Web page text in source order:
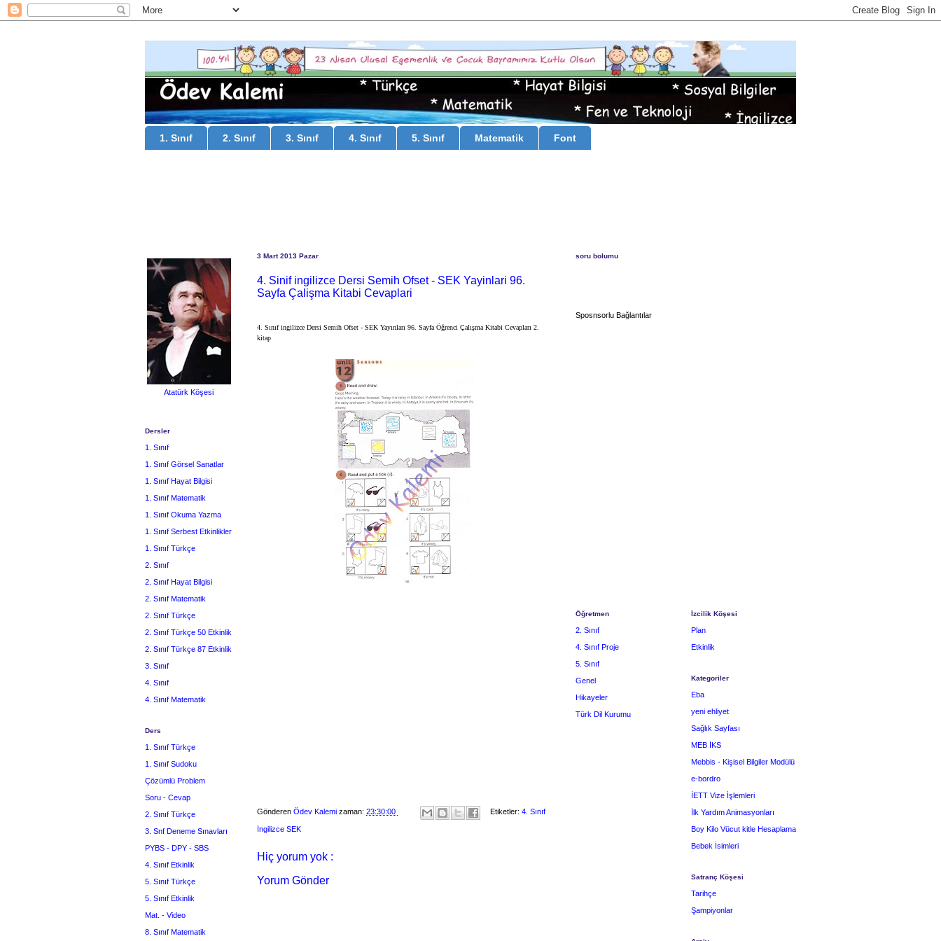
1. Sınıf 2. Sınıf 3. Sınıf 4. Sınıf 5. Sınıf Matematik Font
3 Mart 2013 Pazar
4. Sinif ingilizce Dersi Semih Ofset - SEK Yayinlari 96.
Sayfa Çalişma Kitabi Cevaplari
4. Sınıf ingilizce Dersi Semih Ofset - SEK Yayınları 96. Sayfa Öğrenci Çalışma Kitabi Cevapları 2.
kitap
Gönderen Ödev Kalemi zaman: 23:30:00 Etiketler: 4. Sınıf
İngilizce SEK
Hiç yorum yok :
Yorum Gönder
Atatürk Köşesi
Dersler
1. Sınıf
1. Sınıf Görsel Sanatlar
1. Sınıf Hayat Bilgisi
1. Sınıf Matematik
1. Sınıf Okuma Yazma
1. Sınıf Serbest Etkinlikler
1. Sınıf Türkçe
2. Sınıf
2. Sınıf Hayat Bilgisi
2. Sınıf Matematik
2. Sınıf Türkçe
2. Sınıf Türkçe 50 Etkinlik
2. Sınıf Türkçe 87 Etkinlik
3. Sınıf
4. Sınıf
4. Sınıf Matematik
Ders
1. Sınıf Türkçe
1. Sınıf Sudoku
Çözümlü Problem
Soru - Cevap
2. Sınıf Türkçe
3. Snf Deneme Sınavları
PYBS - DPY - SBS
4. Sınıf Etkinlik
5. Sınıf Türkçe
5. Sınıf Etkinlik
Mat. - Video
8. Sınıf Matematik
soru bolumu
Sposnsorlu Bağlantılar
Öğretmen
2. Sınıf
4. Sınıf Proje
5. Sınıf
Genel
Hikayeler
Türk Dil Kurumu
İzcilik Köşesi
Plan
Etkinlik
Kategoriler
Eba
yeni ehliyet
Sağlık Sayfası
MEB İKS
Mebbis - Kişisel Bilgiler Modülü
e-bordro
İETT Vize İşlemleri
İlk Yardım Animasyonları
Boy Kilo Vücut kitle Hesaplama
Bebek İsimleri
Satranç Köşesi
Tarihçe
Şampiyonlar